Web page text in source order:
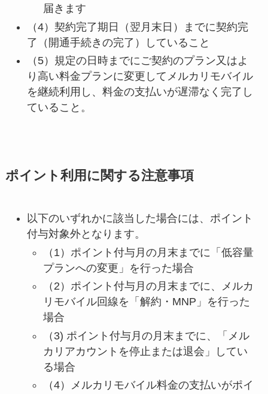
届きます
（4）契約完了期日（翌月末日）までに契約完
了（開通手続きの完了）していること
（5）規定の日時までにご契約のプラン又はよ
り高い料金プランに変更してメルカリモバイル
を継続利用し、料金の支払いが遅滞なく完了し
ていること。
ポイント利用に関する注意事項
以下のいずれかに該当した場合には、ポイント
付与対象外となります。
（1）ポイント付与月の月末までに「低容量
プランへの変更」を行った場合
（2）ポイント付与月の月末までに、メルカ
リモバイル回線を「解約・MNP」を行った
場合
（3) ポイント付与月の月末までに、「メル
カリアカウントを停止または退会」してい
る場合
（4）メルカリモバイル料金の支払いがポイ